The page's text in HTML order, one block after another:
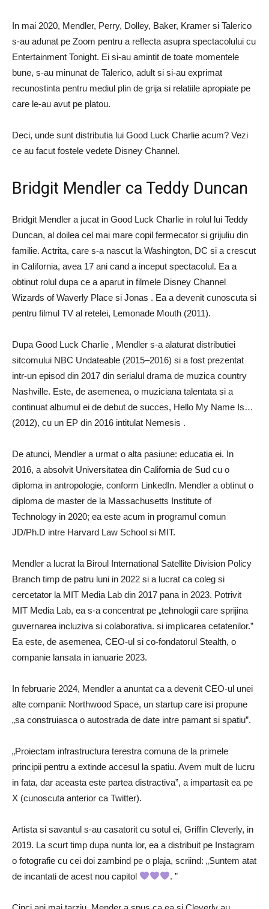
In mai 2020, Mendler, Perry, Dolley, Baker, Kramer si Talerico
s-au adunat pe Zoom pentru a reflecta asupra spectacolului cu
Entertainment Tonight. Ei si-au amintit de toate momentele
bune, s-au minunat de Talerico, adult si si-au exprimat
recunostinta pentru mediul plin de grija si relatiile apropiate pe
care le-au avut pe platou.
Deci, unde sunt distributia lui Good Luck Charlie acum? Vezi
ce au facut fostele vedete Disney Channel.
Bridgit Mendler ca Teddy Duncan
Bridgit Mendler a jucat in Good Luck Charlie in rolul lui Teddy
Duncan, al doilea cel mai mare copil fermecator si grijuliu din
familie. Actrita, care s-a nascut la Washington, DC si a crescut
in California, avea 17 ani cand a inceput spectacolul. Ea a
obtinut rolul dupa ce a aparut in filmele Disney Channel
Wizards of Waverly Place si Jonas . Ea a devenit cunoscuta si
pentru filmul TV al retelei, Lemonade Mouth (2011).
Dupa Good Luck Charlie , Mendler s-a alaturat distributiei
sitcomului NBC Undateable (2015–2016) si a fost prezentat
intr-un episod din 2017 din serialul drama de muzica country
Nashville. Este, de asemenea, o muziciana talentata si a
continuat albumul ei de debut de succes, Hello My Name Is…
(2012), cu un EP din 2016 intitulat Nemesis .
De atunci, Mendler a urmat o alta pasiune: educatia ei. In
2016, a absolvit Universitatea din California de Sud cu o
diploma in antropologie, conform LinkedIn. Mendler a obtinut o
diploma de master de la Massachusetts Institute of
Technology in 2020; ea este acum in programul comun
JD/Ph.D intre Harvard Law School si MIT.
Mendler a lucrat la Biroul International Satellite Division Policy
Branch timp de patru luni in 2022 si a lucrat ca coleg si
cercetator la MIT Media Lab din 2017 pana in 2023. Potrivit
MIT Media Lab, ea s-a concentrat pe „tehnologii care sprijina
guvernarea incluziva si colaborativa. si implicarea cetatenilor.”
Ea este, de asemenea, CEO-ul si co-fondatorul Stealth, o
companie lansata in ianuarie 2023.
In februarie 2024, Mendler a anuntat ca a devenit CEO-ul unei
alte companii: Northwood Space, un startup care isi propune
„sa construiasca o autostrada de date intre pamant si spatiu”.
„Proiectam infrastructura terestra comuna de la primele
principii pentru a extinde accesul la spatiu. Avem mult de lucru
in fata, dar aceasta este partea distractiva”, a impartasit ea pe
X (cunoscuta anterior ca Twitter).
Artista si savantul s-au casatorit cu sotul ei, Griffin Cleverly, in
2019. La scurt timp dupa nunta lor, ea a distribuit pe Instagram
o fotografie cu cei doi zambind pe o plaja, scriind: „Suntem atat
de incantati de acest nou capitol
. ”